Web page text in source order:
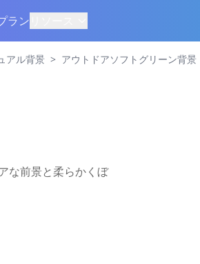
ラン
アル背景 > アウトドアソフトグリーン背景
な前景と柔らかくぼ